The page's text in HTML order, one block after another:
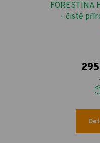
FORESTINA
- čistě